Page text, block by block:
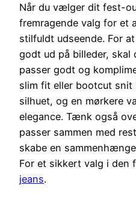
Når du vælger dit fest-
fremragende valg for et
stilfuldt udseende. For
godt ud på billeder,
passer godt og
slim fit eller bootcut snit
silhuet, og en mørkere
elegance. Tænk også
passer sammen med
skabe en
For et sikkert valg i den
jeans.